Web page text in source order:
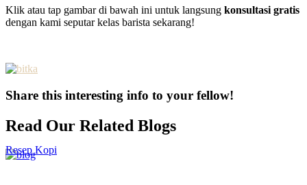
Klik atau tap gambar di bawah ini untuk langsung konsultasi gratis
dengan kami seputar kelas barista sekarang!
Share this interesting info to your fellow!
Read Our Related Blogs
Resep Kopi